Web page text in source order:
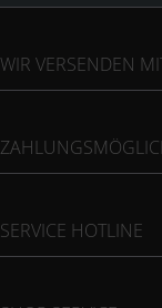
WIR VERSENDEN
SERVICE HOTLINE